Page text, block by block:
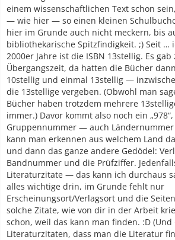
einem wissenschaftlichen Text schon
— wie hier — so einen kleinen
hier im Grunde auch nicht meckern, bis
bibliothekarische Spitzfindigkeit. ;) Seit …
2000er Jahre ist die ISBN 13stellig. Es
Übergangszeit, da hatten die Bücher
10stellig und einmal 13stellig —
die 13stellige vergeben. (Obwohl man
Bücher haben trotzdem mehrere
immer.) Davor kommt also noch ein
Gruppennummer — auch
kann man erkennen aus welchem Land
und dann das ganze andere Gedödel:
Bandnummer und die Prüfziffer.
Literaturzitate — das kann ich durchaus
alles wichtige drin, im Grunde fehlt nur
Erscheinungsort/Verlagsort und die
solche Zitate, wie von dir in der Arbeit
schon, weil das kann man finden. :D (Und
Literaturzitaten, dass man die Literatur